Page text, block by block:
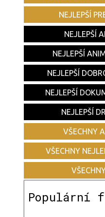
NEJLEPŠÍ
NEJLEPŠÍ
NEJLEPŠÍ
NEJLEPŠÍ
NEJLEPŠÍ
NEJLEPŠÍ
VŠECHNY
VŠECHNY
Populární